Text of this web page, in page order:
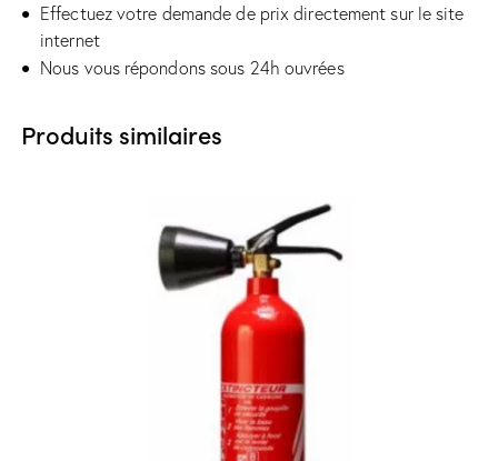
Effectuez votre demande de prix directement sur le site
internet
Nous vous répondons sous 24h ouvrées
Produits similaires